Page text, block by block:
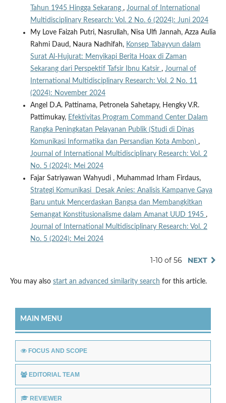
Tahun 1945 Hingga Sekarang , Journal of International
Multidisciplinary Research: Vol. 2 No. 6 (2024): Juni 2024
My Love Faizah Putri, Nasrullah, Nisa Ulfi Jannah, Azza Aulia
Rahmi Daud, Naura Nadhifah, Konsep Tabayyun dalam
Surat Al-Hujurat: Menyikapi Berita Hoax di Zaman
Sekarang dari Perspektif Tafsir Ibnu Katsir , Journal of
International Multidisciplinary Research: Vol. 2 No. 11
(2024): November 2024
Angel D.A. Pattinama, Petronela Sahetapy, Hengky V.R.
Pattimukay, Efektivitas Program Command Center Dalam
Rangka Peningkatan Pelayanan Publik (Studi di Dinas
Komunikasi Informatika dan Persandian Kota Ambon) ,
Journal of International Multidisciplinary Research: Vol. 2
No. 5 (2024): Mei 2024
Fajar Satriyawan Wahyudi , Muhammad Irham Firdaus,
Strategi Komunikasi Desak Anies: Analisis Kampanye Gaya
Baru untuk Mencerdaskan Bangsa dan Membangkitkan
Semangat Konstitusionalisme dalam Amanat UUD 1945 ,
Journal of International Multidisciplinary Research: Vol. 2
No. 5 (2024): Mei 2024
1-10 of 56 NEXT
You may also start an advanced similarity search for this article.
MAIN MENU
FOCUS AND SCOPE
EDITORIAL TEAM
REVIEWER